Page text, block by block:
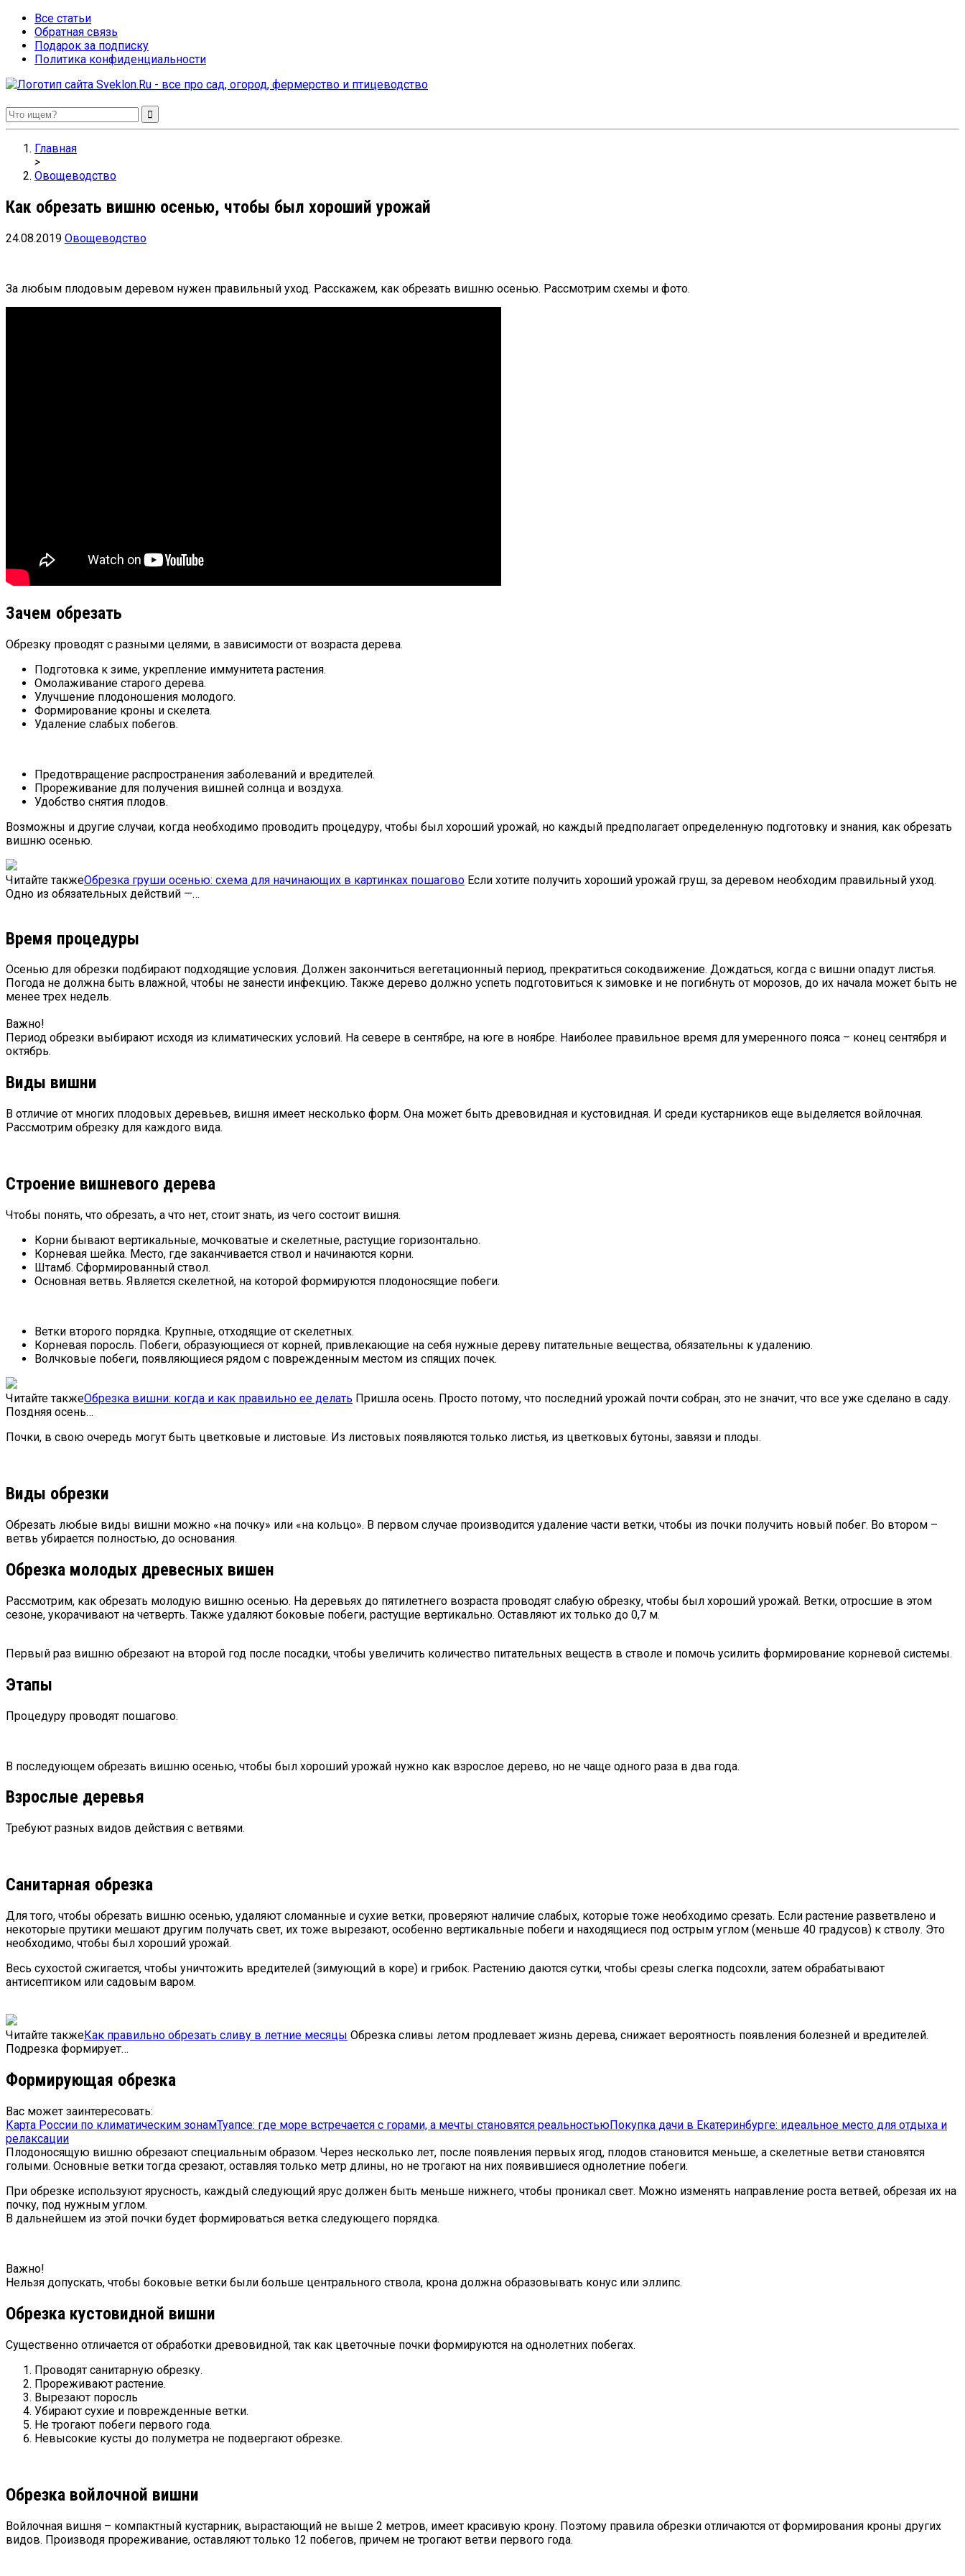
Все статьи
Обратная связь
Подарок за подписку
Политика конфиденциальности
Sveklon.Ru – все про сад, огород, фермерство и птицеводство
Главная
>
Овощеводство
Как обрезать вишню осенью, чтобы был хороший урожай
24.08.2019 Овощеводство
За любым плодовым деревом нужен правильный уход. Расскажем, как обрезать вишню осенью. Рассмотрим схемы и фото.
Зачем обрезать
Обрезку проводят с разными целями, в зависимости от возраста дерева.
Подготовка к зиме, укрепление иммунитета растения.
Омолаживание старого дерева.
Улучшение плодоношения молодого.
Формирование кроны и скелета.
Удаление слабых побегов.
Предотвращение распространения заболеваний и вредителей.
Прореживание для получения вишней солнца и воздуха.
Удобство снятия плодов.
Возможны и другие случаи, когда необходимо проводить процедуру, чтобы был хороший урожай, но каждый предполагает определенную подготовку и знания, как обрезать
вишню осенью.
Читайте такжеОбрезка груши осенью: схема для начинающих в картинках пошагово Если хотите получить хороший урожай груш, за деревом необходим правильный уход.
Одно из обязательных действий —…
Время процедуры
Осенью для обрезки подбирают подходящие условия. Должен закончиться вегетационный период, прекратиться сокодвижение. Дождаться, когда с вишни опадут листья.
Погода не должна быть влажной, чтобы не занести инфекцию. Также дерево должно успеть подготовиться к зимовке и не погибнуть от морозов, до их начала может быть не
менее трех недель.
Важно!
Период обрезки выбирают исходя из климатических условий. На севере в сентябре, на юге в ноябре. Наиболее правильное время для умеренного пояса – конец сентября и
октябрь.
Виды вишни
В отличие от многих плодовых деревьев, вишня имеет несколько форм. Она может быть древовидная и кустовидная. И среди кустарников еще выделяется войлочная.
Рассмотрим обрезку для каждого вида.
Строение вишневого дерева
Чтобы понять, что обрезать, а что нет, стоит знать, из чего состоит вишня.
Корни бывают вертикальные, мочковатые и скелетные, растущие горизонтально.
Корневая шейка. Место, где заканчивается ствол и начинаются корни.
Штамб. Сформированный ствол.
Основная ветвь. Является скелетной, на которой формируются плодоносящие побеги.
Ветки второго порядка. Крупные, отходящие от скелетных.
Корневая поросль. Побеги, образующиеся от корней, привлекающие на себя нужные дереву питательные вещества, обязательны к удалению.
Волчковые побеги, появляющиеся рядом с поврежденным местом из спящих почек.
Читайте такжеОбрезка вишни: когда и как правильно ее делать Пришла осень. Просто потому, что последний урожай почти собран, это не значит, что все уже сделано в саду.
Поздняя осень…
Почки, в свою очередь могут быть цветковые и листовые. Из листовых появляются только листья, из цветковых бутоны, завязи и плоды.
Виды обрезки
Обрезать любые виды вишни можно «на почку» или «на кольцо». В первом случае производится удаление части ветки, чтобы из почки получить новый побег. Во втором –
ветвь убирается полностью, до основания.
Обрезка молодых древесных вишен
Рассмотрим, как обрезать молодую вишню осенью. На деревьях до пятилетнего возраста проводят слабую обрезку, чтобы был хороший урожай. Ветки, отросшие в этом
сезоне, укорачивают на четверть. Также удаляют боковые побеги, растущие вертикально. Оставляют их только до 0,7 м.
Первый раз вишню обрезают на второй год после посадки, чтобы увеличить количество питательных веществ в стволе и помочь усилить формирование корневой системы.
Этапы
Процедуру проводят пошагово.
В последующем обрезать вишню осенью, чтобы был хороший урожай нужно как взрослое дерево, но не чаще одного раза в два года.
Взрослые деревья
Требуют разных видов действия с ветвями.
Санитарная обрезка
Для того, чтобы обрезать вишню осенью, удаляют сломанные и сухие ветки, проверяют наличие слабых, которые тоже необходимо срезать. Если растение разветвлено и
некоторые прутики мешают другим получать свет, их тоже вырезают, особенно вертикальные побеги и находящиеся под острым углом (меньше 40 градусов) к стволу. Это
необходимо, чтобы был хороший урожай.
Весь сухостой сжигается, чтобы уничтожить вредителей (зимующий в коре) и грибок. Растению даются сутки, чтобы срезы слегка подсохли, затем обрабатывают
антисептиком или садовым варом.
Читайте такжеКак правильно обрезать сливу в летние месяцы Обрезка сливы летом продлевает жизнь дерева, снижает вероятность появления болезней и вредителей.
Подрезка формирует…
Формирующая обрезка
Вас может заинтересовать:
Карта России по климатическим зонамТуапсе: где море встречается с горами, а мечты становятся реальностьюПокупка дачи в Екатеринбурге: идеальное место для отдыха и
релаксации
Плодоносящую вишню обрезают специальным образом. Через несколько лет, после появления первых ягод, плодов становится меньше, а скелетные ветви становятся
голыми. Основные ветки тогда срезают, оставляя только метр длины, но не трогают на них появившиеся однолетние побеги.
При обрезке используют ярусность, каждый следующий ярус должен быть меньше нижнего, чтобы проникал свет. Можно изменять направление роста ветвей, обрезая их на
почку, под нужным углом.
В дальнейшем из этой почки будет формироваться ветка следующего порядка.
Важно!
Нельзя допускать, чтобы боковые ветки были больше центрального ствола, крона должна образовывать конус или эллипс.
Обрезка кустовидной вишни
Существенно отличается от обработки древовидной, так как цветочные почки формируются на однолетних побегах.
Проводят санитарную обрезку.
Прореживают растение.
Вырезают поросль
Убирают сухие и поврежденные ветки.
Не трогают побеги первого года.
Невысокие кусты до полуметра не подвергают обрезке.
Обрезка войлочной вишни
Войлочная вишня – компактный кустарник, вырастающий не выше 2 метров, имеет красивую крону. Поэтому правила обрезки отличаются от формирования кроны других
видов. Производя прореживание, оставляют только 12 побегов, причем не трогают ветви первого года.